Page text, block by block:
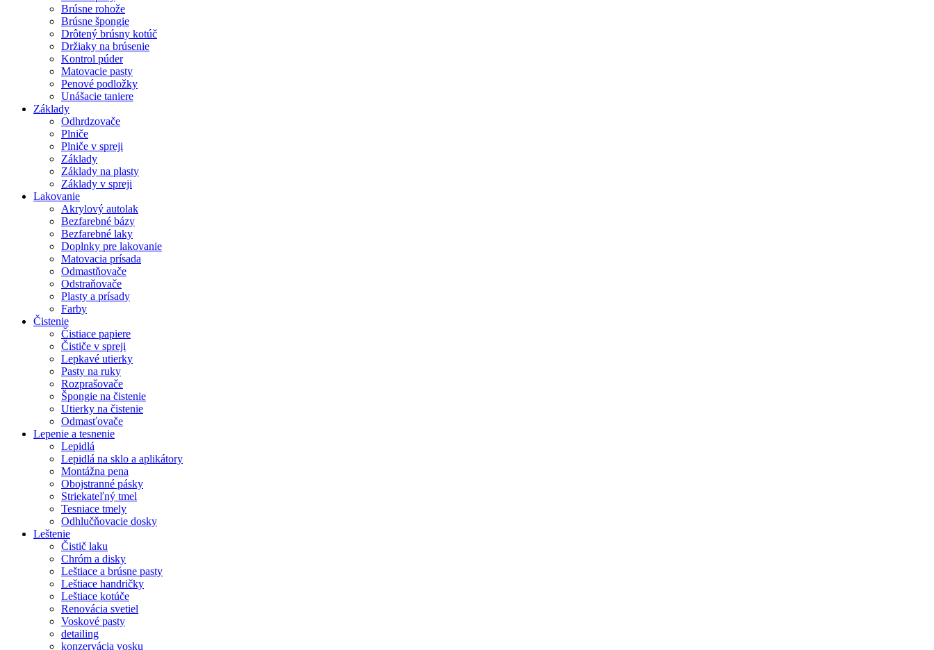
Brúsne rohože
Brúsne špongie
Drôtený brúsny kotúč
Držiaky na brúsenie
Kontrol púder
Matovacie pasty
Penové podložky
Unášacie taniere
Základy
Odhrdzovače
Plniče
Plniče v spreji
Základy
Základy na plasty
Základy v spreji
Lakovanie
Akrylový autolak
Bezfarebné bázy
Bezfarebné laky
Doplnky pre lakovanie
Matovacia prísada
Odmastňovače
Odstraňovače
Plasty a prísady
Farby
Čistenie
Čistiace papiere
Čističe v spreji
Lepkavé utierky
Pasty na ruky
Rozprašovače
Špongie na čistenie
Utierky na čistenie
Odmasťovače
Lepenie a tesnenie
Lepidlá
Lepidlá na sklo a aplikátory
Montážna pena
Obojstranné pásky
Striekateľný tmel
Tesniace tmely
Odhlučňovacie dosky
Leštenie
Čistič laku
Chróm a disky
Leštiace a brúsne pasty
Leštiace handričky
Leštiace kotúče
Renovácia svetiel
Voskové pasty
detailing
konzervácia vosku